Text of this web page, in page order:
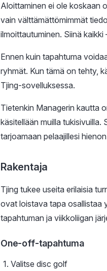
Aloittaminen ei ole koskaan
vain välttämättömimmät
ilmoittautuminen. Siinä
Ennen kuin tapahtuma
ryhmät. Kun tämä on tehty,
Tjing-sovelluksessa.
Tietenkin Managerin kautta
käsitellään muilla
tarjoamaan pelaajillesi
Rakentaja
Tjing tukee useita erilaisia
ovat loistava tapa osallistaa
tapahtuman ja viikkoliigan
One-off-tapahtuma
Valitse disc golf